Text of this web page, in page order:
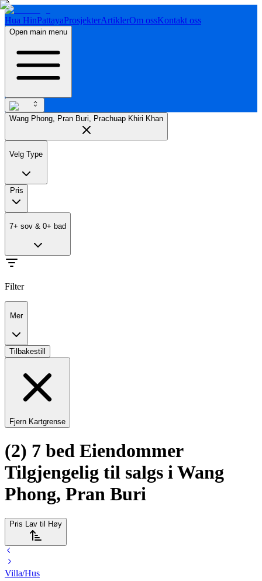
Hua HinPattayaProsjekterArtiklerOm ossKontakt oss
Open main menu
Wang Phong, Pran Buri, Prachuap Khiri Khan
Velg Type
Pris
7+ sov & 0+ bad
Filter
Mer
Tilbakestill
Fjern Kartgrense
(2) 7 bed Eiendommer
Tilgjengelig til salgs i Wang
Phong, Pran Buri
Pris Lav til Høy
Villa/Hus